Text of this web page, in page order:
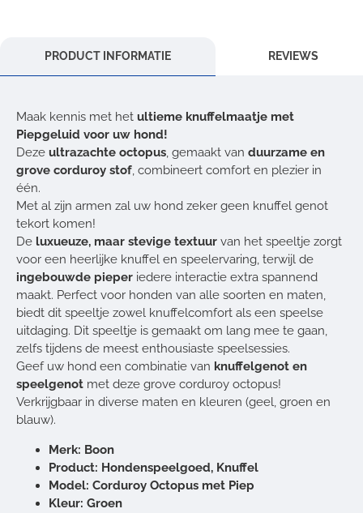
PRODUCT INFORMATIE REVIEWS
Maak kennis met het ultieme knuffelmaatje met
Piepgeluid voor uw hond!
Deze ultrazachte octopus, gemaakt van duurzame en
grove corduroy stof, combineert comfort en plezier in
één.
Met al zijn armen zal uw hond zeker geen knuffel genot
tekort komen!
De luxueuze, maar stevige textuur van het speeltje zorgt
voor een heerlijke knuffel en speelervaring, terwijl de
ingebouwde pieper iedere interactie extra spannend
maakt. Perfect voor honden van alle soorten en maten,
biedt dit speeltje zowel knuffelcomfort als een speelse
uitdaging. Dit speeltje is gemaakt om lang mee te gaan,
zelfs tijdens de meest enthousiaste speelsessies.
Geef uw hond een combinatie van knuffelgenot en
speelgenot met deze grove corduroy octopus!
Verkrijgbaar in diverse maten en kleuren (geel, groen en
blauw).
Merk: Boon
Product: Hondenspeelgoed, Knuffel
Model: Corduroy Octopus met Piep
Kleur: Groen